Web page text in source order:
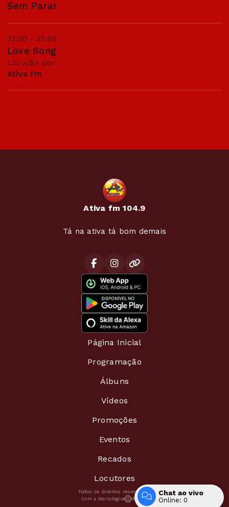
Sem Parar
22:00 - 23:59
Love Song
Locução por:
Ativa fm
Ativa fm 104.9
Tá na ativa tá bom demais
Página Inicial
Programação
Álbuns
Vídeos
Promoções
Eventos
Recados
Locutores
Todos os direitos reservados.
Com a tecnologia
Chat ao vivo
Online: 0